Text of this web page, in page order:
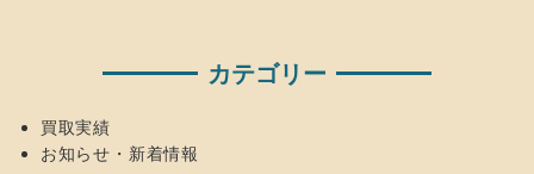
カテゴリー
買取実績
お知らせ・新着情報